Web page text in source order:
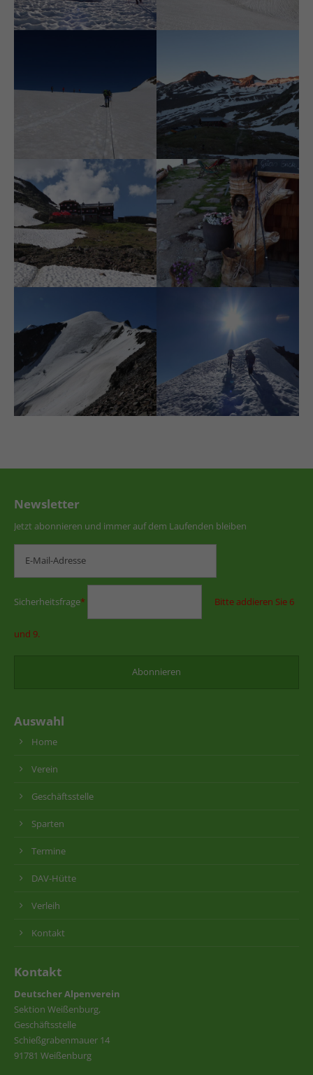
Newsletter
Jetzt abonnieren und immer auf dem Laufenden bleiben
Sicherheitsfrage* Bitte addieren Sie 6
und 9.
Auswahl
Home
Verein
Geschäftsstelle
Sparten
Termine
DAV-Hütte
Verleih
Kontakt
Kontakt
Deutscher Alpenverein
Sektion Weißenburg,
Geschäftsstelle
Schießgrabenmauer 14
91781 Weißenburg